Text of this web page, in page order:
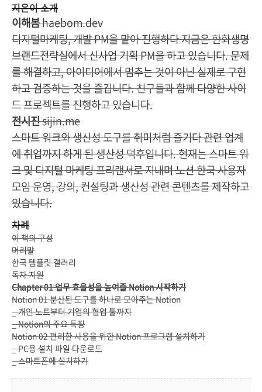
지은이 소개
이해봄haebom.dev
디지털마케팅, 개발 PM을 맡아 진행하다 지금은 한화생명
브랜드전략실에서 신사업 기획 PM을 하고 있습니다. 문제
를 해결하고, 아이디어에서 멈추는 것이 아닌 실제로 구현
하고 검증하는 것을 즐깁니다. 친구들과 함께 다양한 사이
드 프로젝트를 진행하고 있습니다.
전시진sijin.me
스마트 워크와 생산성 도구를 취미처럼 즐기다 관련 업계
에 취업까지 하게 된 생산성 덕후입니다. 현재는 스마트 워
크 및 디지털 마케팅 프리랜서로 지내며 노션 한국 사용자
모임 운영, 강의, 컨설팅과 생산성 관련 콘텐츠를 제작하고
있습니다.
차례
이 책의 구성
머리말
한국 템플릿 갤러리
독자 지원
Chapter 01 업무 효율성을 높여줄 Notion 시작하기
Notion 01 분산된 도구를 하나로 모아주는 Notion
_ 개인 노트부터 기업의 협업 툴까지
_ Notion의 주요 특징
Notion 02 편리한 사용을 위한 Notion 프로그램 설치하기
_ PC용 설치 파일 다운로드
_ 스마트폰에 설치하기